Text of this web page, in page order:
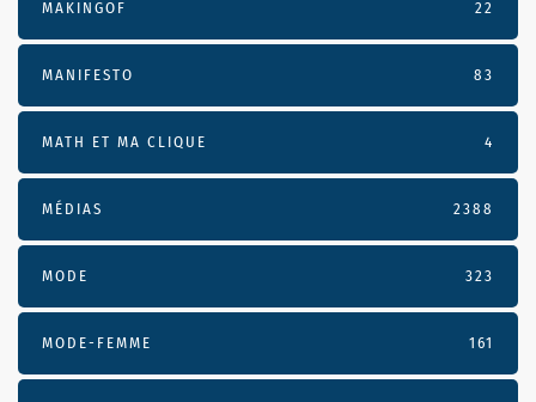
MAKINGOF 22
MANIFESTO 83
MATH ET MA CLIQUE 4
MÉDIAS 2388
MODE 323
MODE-FEMME 161